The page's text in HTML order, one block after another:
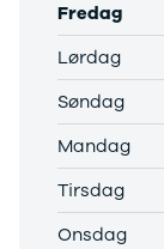
Fredag
Lørdag
Søndag
Mandag
Tirsdag
Onsdag